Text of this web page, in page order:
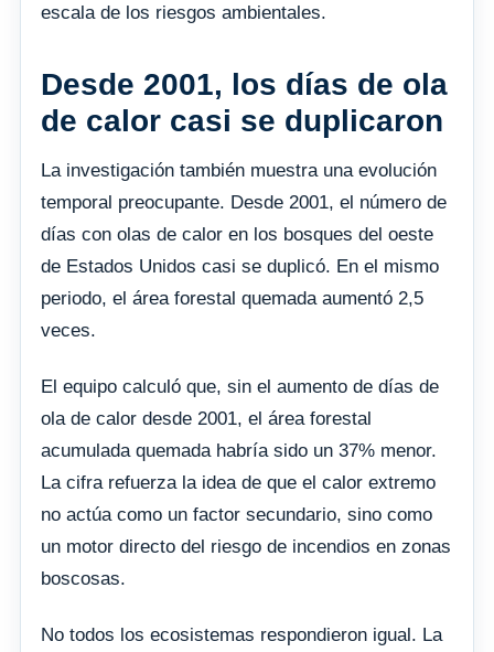
escala de los riesgos ambientales.
Desde 2001, los días de ola
de calor casi se duplicaron
La investigación también muestra una evolución
temporal preocupante. Desde 2001, el número de
días con olas de calor en los bosques del oeste
de Estados Unidos casi se duplicó. En el mismo
periodo, el área forestal quemada aumentó 2,5
veces.
El equipo calculó que, sin el aumento de días de
ola de calor desde 2001, el área forestal
acumulada quemada habría sido un 37% menor.
La cifra refuerza la idea de que el calor extremo
no actúa como un factor secundario, sino como
un motor directo del riesgo de incendios en zonas
boscosas.
No todos los ecosistemas respondieron igual. La